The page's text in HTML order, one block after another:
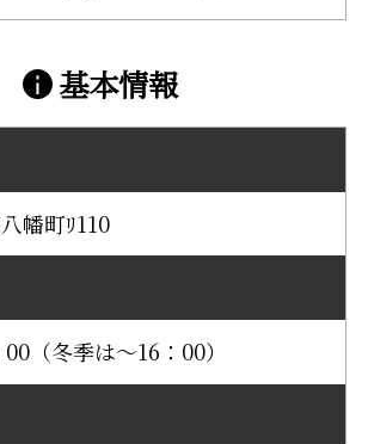
基本情報
幡町ﾘ110
（冬季は～16：00）